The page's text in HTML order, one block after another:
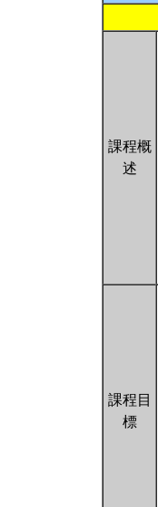
課程概
述
課程目
標